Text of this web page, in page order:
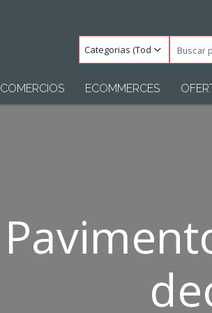
Categorias
(Todas)
COMERCIOS ECOMMERCES